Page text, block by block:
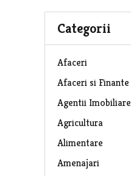
Categorii
Afaceri
Afaceri si Finante
Agentii Imobiliare
Agricultura
Alimentare
Amenajari